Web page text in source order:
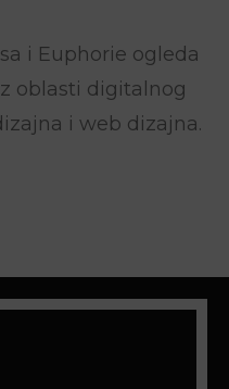
i Euphorie ogleda
oblasti digitalnog
i web dizajna.